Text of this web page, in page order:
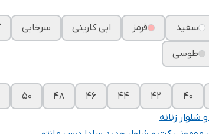
سفید قرمز ابی کاربنی سرخابی
طوسی
۴۰ ۴۲ ۴۴ ۴۶ ۴۸ ۵۰
شلوار زنانه